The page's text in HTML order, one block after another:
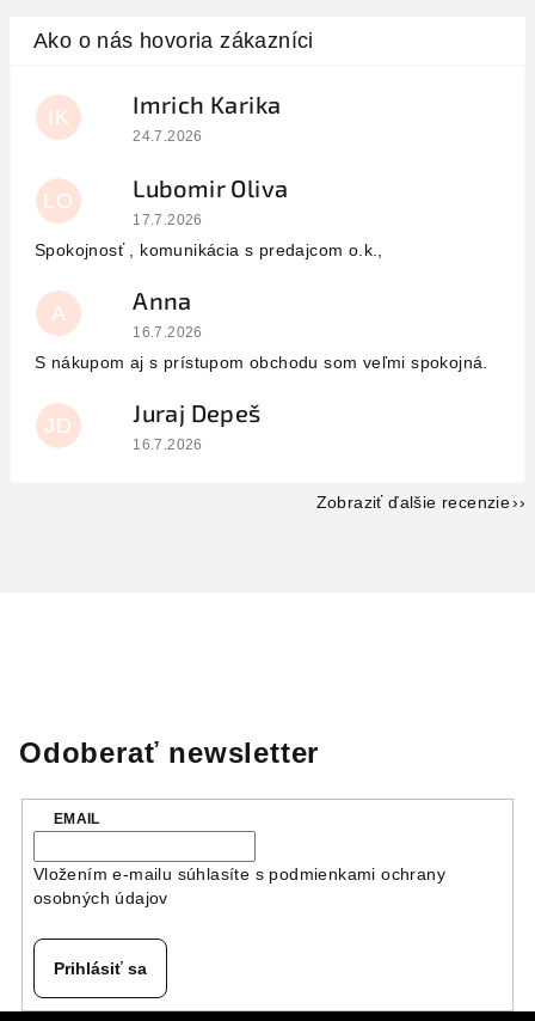
IK Imrich Karika
Hodnotenie obchodu je 5 z 5 hviezdičiek.
24.7.2026
LO Lubomir Oliva
Hodnotenie obchodu je 5 z 5 hviezdičiek.
17.7.2026
Spokojnosť , komunikácia s predajcom o.k.,
A Anna
Hodnotenie obchodu je 5 z 5 hviezdičiek.
16.7.2026
S nákupom aj s prístupom obchodu som veľmi spokojná.
JD Juraj Depeš
Hodnotenie obchodu je 5 z 5 hviezdičiek.
16.7.2026
Zobraziť ďalšie recenzie
Odoberať newsletter
EMAIL
Vložením e-mailu súhlasíte s podmienkami ochrany
osobných údajov
Prihlásiť sa